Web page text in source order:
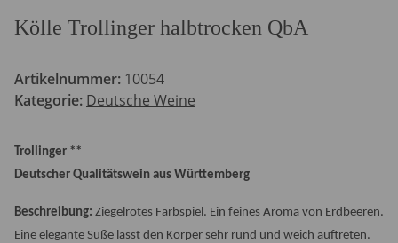
Kölle Trollinger halbtrocken QbA
Artikelnummer: 10054
Kategorie: Deutsche Weine
Trollinger **
Deutscher Qualitätswein aus Württemberg
Beschreibung: Ziegelrotes Farbspiel. Ein feines Aroma von Erdbeeren.
Eine elegante Süße lässt den Körper sehr rund und weich auftreten.